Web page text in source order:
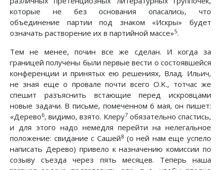
которые не без основания опасались, что
объединение партии под знаком «Искры» будет
означать растворение их в партийной массе»5.
Тем не менее, почин все же сделан. И когда за
границей получены были первые вести о состоявшейся
конференции и принятых ею решениях, Влад. Ильич,
не зная еще о провале почти всего O.K., тотчас же
спешит разъяснить встающие перед искровцами
новые задачи. В письме, помеченном 6 мая, он пишет:
«Дерево6, видимо, взято. Клеру7обязательно спастись,
и для этого надо немедля перейти на нелегальное
положение: свидание с Сашей8(о ней нам еще успело
написать Дерево) привело к назначению комиссии по
созыву съезда через пять месяцев. Теперь наша